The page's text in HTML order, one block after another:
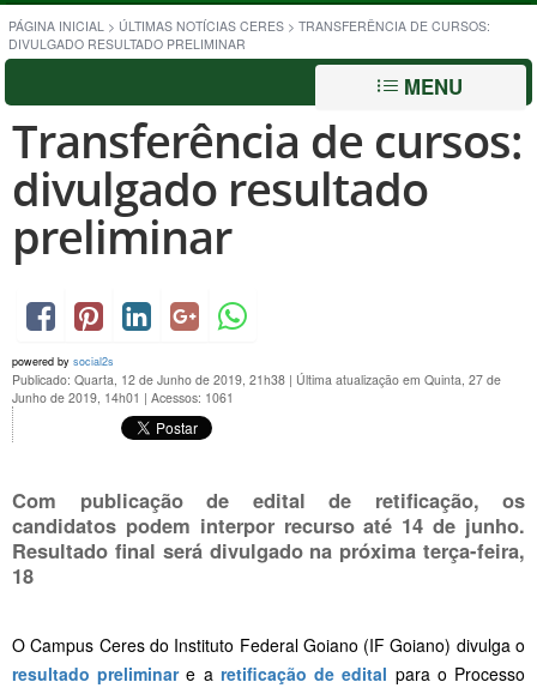
PÁGINA INICIAL > ÚLTIMAS NOTÍCIAS CERES > TRANSFERÊNCIA DE CURSOS:
DIVULGADO RESULTADO PRELIMINAR
MENU
Transferência de cursos:
divulgado resultado
preliminar
powered by social2s
Publicado: Quarta, 12 de Junho de 2019, 21h38 | Última atualização em Quinta, 27 de
Junho de 2019, 14h01 | Acessos: 1061
Com publicação de edital de retificação, os
candidatos podem interpor recurso até 14 de junho.
Resultado final será divulgado na próxima terça-feira,
18
O Campus Ceres do Instituto Federal Goiano (IF Goiano) divulga o
resultado preliminare a retificação de edital para o Processo